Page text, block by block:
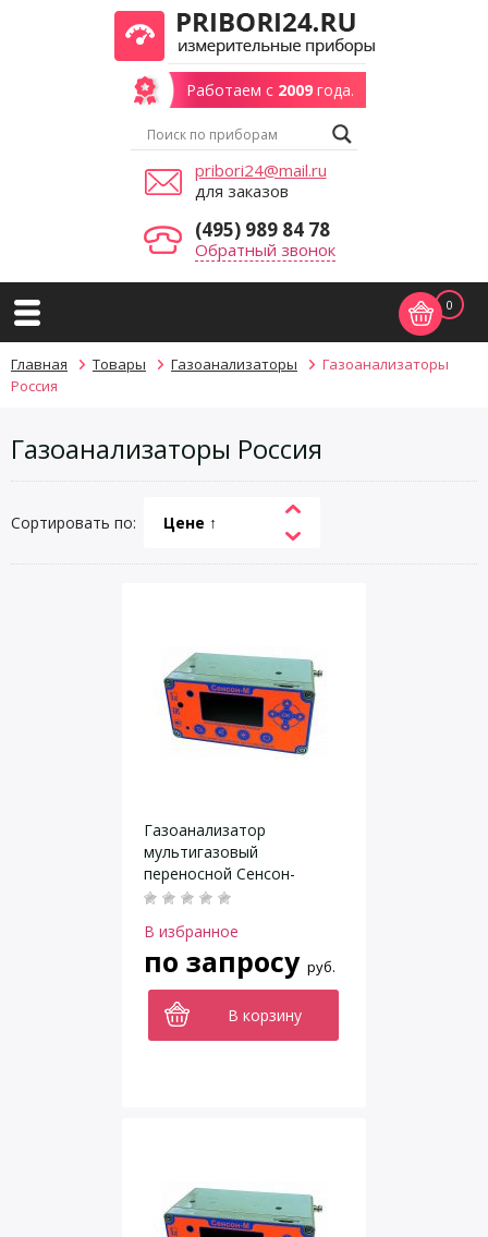
Работаем с 2009года.
pribori24@mail.ru
для заказов
(495) 989 84 78
Обратный звонок
0
Главная Товары Газоанализаторы
Газоанализаторы
Россия
Газоанализаторы Россия
Сортировать по: Цене ↑
Газоанализатор
мультигазовый
переносной Сенсон-
М-3008
В избранное
по запросу руб.
В корзину